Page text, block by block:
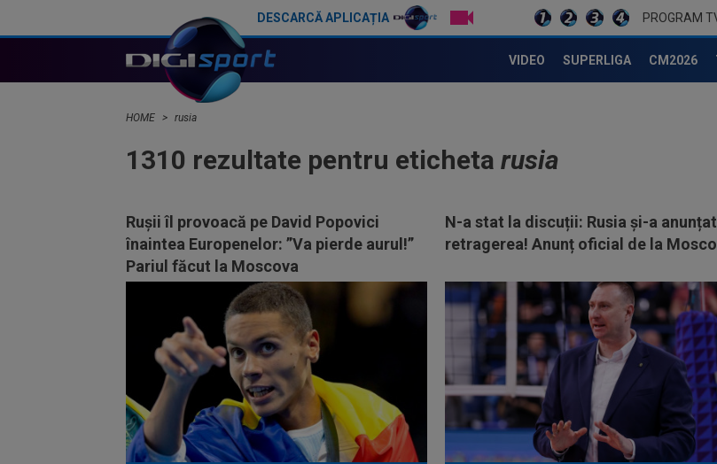
DESCARCĂ APLICAȚIA PROGRAM
VIDEO SUPERLIGA CM2026
HOME rusia
1310 rezultate pentru eticheta rusia
Rușii îl provoacă pe David Popovici
înaintea Europenelor: ”Va pierde aurul!”
Pariul făcut la Moscova
N-a stat la discuții: Rusia și-a anunțat
retragerea! Anunț oficial de la